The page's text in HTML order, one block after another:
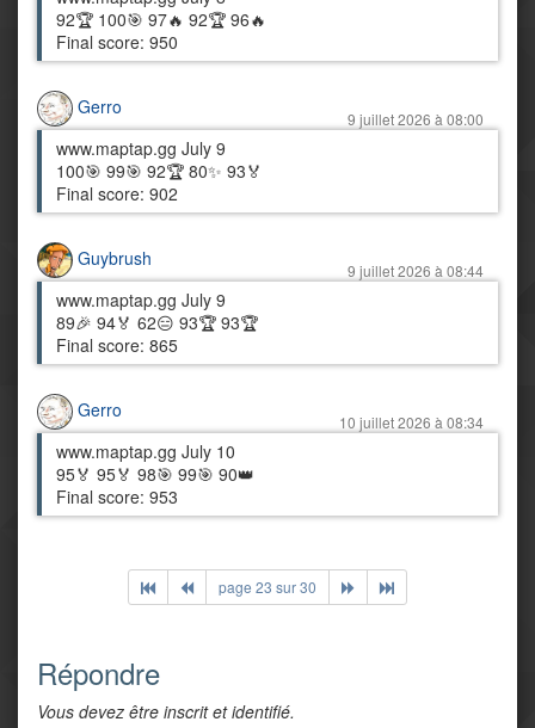
92🏆 100🎯 97🔥 92🏆 96🔥
Final score: 950
Gerro
9 juillet 2026 à 08:00
www.maptap.gg July 9
100🎯 99🎯 92🏆 80✨ 93🏅
Final score: 902
Guybrush
9 juillet 2026 à 08:44
www.maptap.gg July 9
89🎉 94🏅 62😑 93🏆 93🏆
Final score: 865
Gerro
10 juillet 2026 à 08:34
www.maptap.gg July 10
95🏅 95🏅 98🎯 99🎯 90👑
Final score: 953
page 23 sur 30
Répondre
Vous devez être inscrit et identifié.